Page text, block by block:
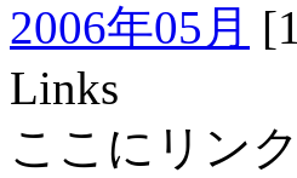
2006年05月
Links
ここにリン